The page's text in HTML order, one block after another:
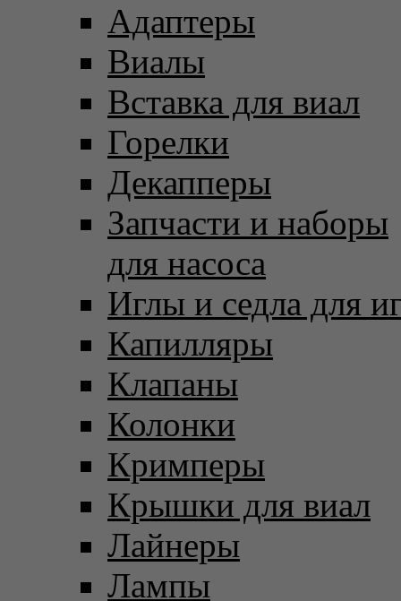
Адаптеры
Виалы
Вставка для виал
Горелки
Декапперы
Запчасти и наборы
для насоса
Иглы и седла для
Капилляры
Клапаны
Колонки
Кримперы
Крышки для виал
Лайнеры
Лампы